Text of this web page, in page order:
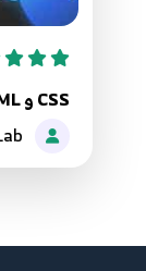
Plugin
6:03
CSS و HTML تطوير واجهات المواقع باستخدام